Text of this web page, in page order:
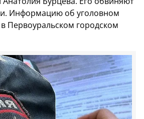
Информацию об уголовном
Первоуральском городском